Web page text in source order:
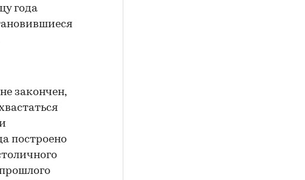
года
закончен,
построено